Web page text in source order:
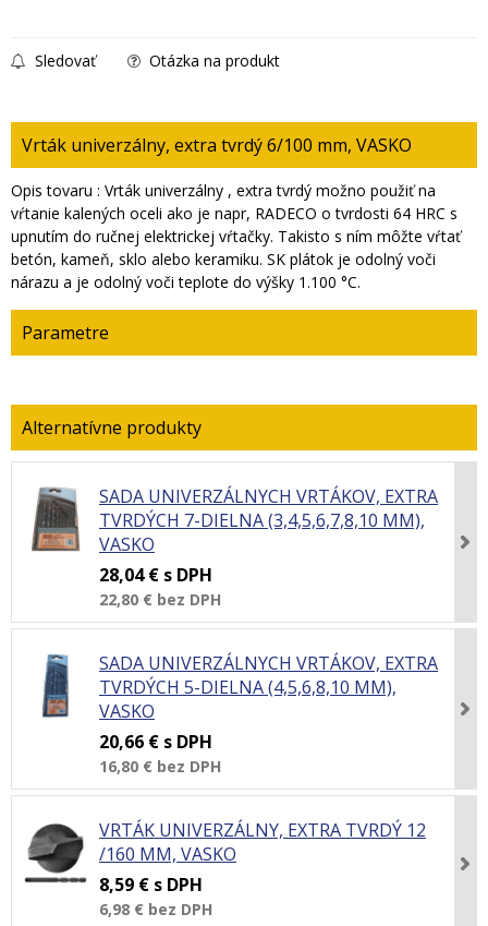
Sledovať Otázka na produkt
Vrták univerzálny, extra tvrdý 6/100 mm, VASKO
Opis tovaru : Vrták univerzálny , extra tvrdý možno použiť na
vŕtanie kalených oceli ako je napr, RADECO o tvrdosti 64 HRC s
upnutím do ručnej elektrickej vŕtačky. Takisto s ním môžte vŕtať
betón, kameň, sklo alebo keramiku. SK plátok je odolný voči
nárazu a je odolný voči teplote do výšky 1.100 °C.
Parametre
SADA UNIVERZÁLNYCH VRTÁKOV, EXTRA
TVRDÝCH 7-DIELNA (3,4,5,6,7,8,10 MM),
VASKO
28,04 € s DPH
22,80 € bez DPH
SADA UNIVERZÁLNYCH VRTÁKOV, EXTRA
TVRDÝCH 5-DIELNA (4,5,6,8,10 MM),
VASKO
20,66 € s DPH
16,80 € bez DPH
VRTÁK UNIVERZÁLNY, EXTRA TVRDÝ 12
/160 MM, VASKO
8,59 € s DPH
6,98 € bez DPH